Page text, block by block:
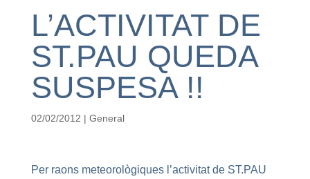
L’ACTIVITAT DE
ST.PAU QUEDA
SUSPESA !!
02/02/2012 | General
Per raons meteorològiques l’activitat de ST.PAU